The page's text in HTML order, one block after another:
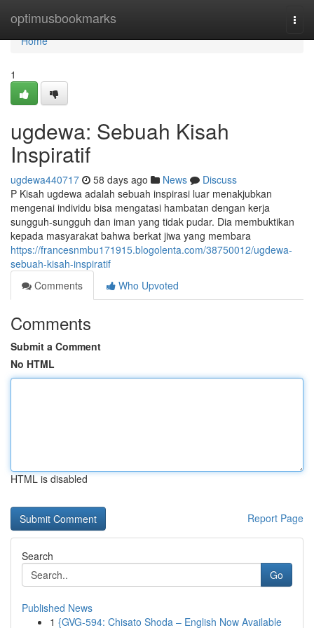
optimusbookmarks
Home
Home
1
ugdewa: Sebuah Kisah
Inspiratif
ugdewa440717 58 days ago News
Discuss
P Kisah ugdewa adalah sebuah inspirasi luar menakjubkan
mengenai individu bisa mengatasi hambatan dengan kerja
sungguh-sungguh dan iman yang tidak pudar. Dia membuktikan
kepada masyarakat bahwa berkat jiwa yang membara
https://francesnmbu171915.blogolenta.com/38750012/ugdewa-
sebuah-kisah-inspiratif
Comments
Who Upvoted
Comments
Submit a Comment
No HTML
HTML is disabled
Report Page
Search
Go
Published News
1 {GVG-594: Chisato Shoda – English Now Available